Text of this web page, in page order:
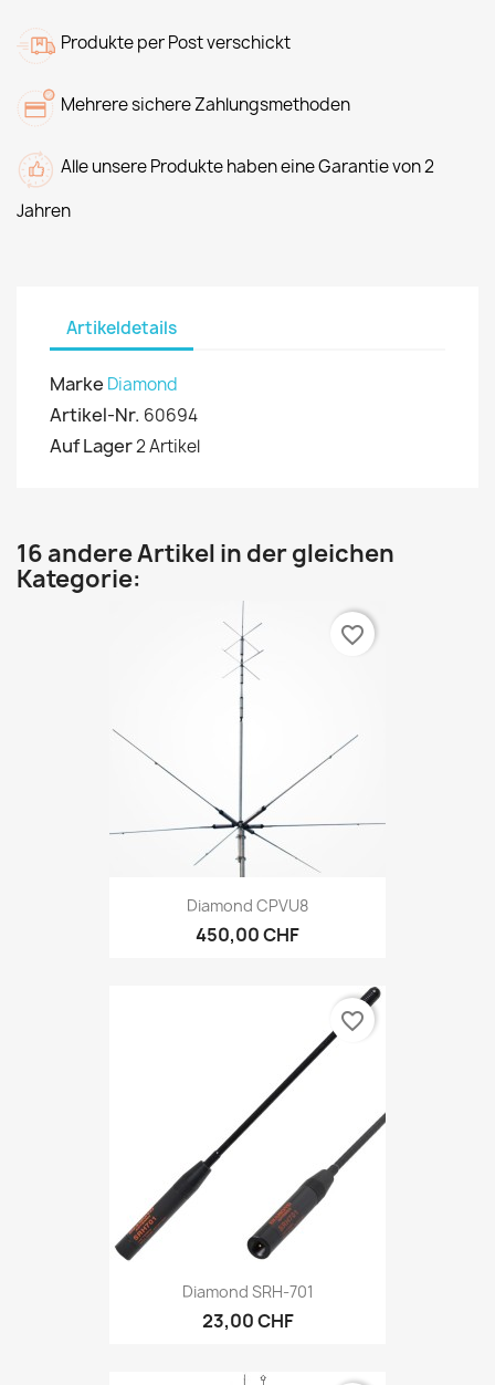
Produkte per Post verschickt
Mehrere sichere Zahlungsmethoden
Alle unsere Produkte haben eine Garantie von 2
Jahren
Artikeldetails
Marke Diamond
Artikel-Nr. 60694
Auf Lager2 Artikel
16 andere Artikel in der gleichen
Kategorie:
Diamond CPVU8
450,00 CHF
favorite_border
Diamond SRH-701
23,00 CHF
favorite_border